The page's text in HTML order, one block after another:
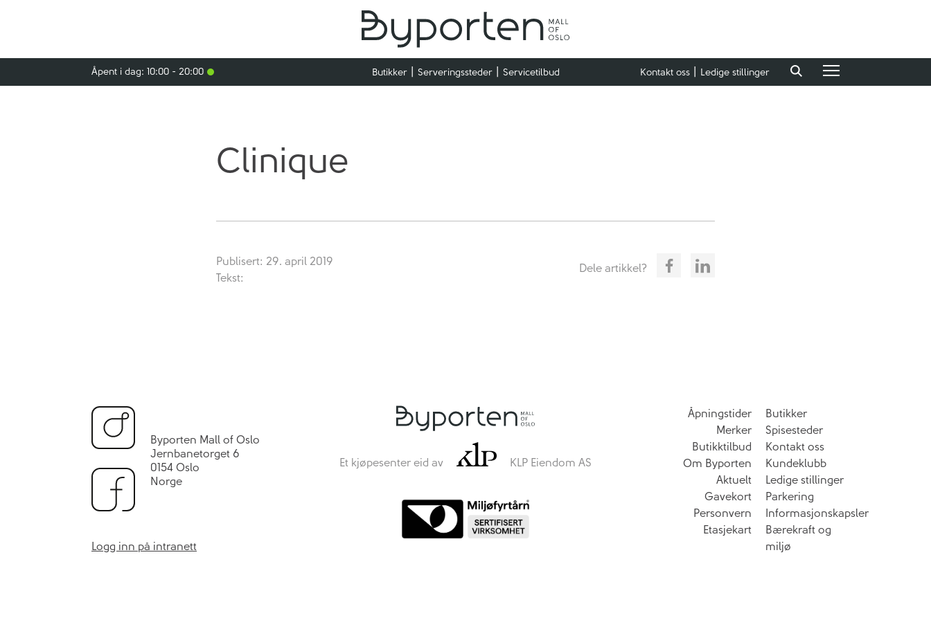
Åpent i dag: 10:00 - 20:00 Butikker Serveringssteder Servicetilbud Kontakt oss Ledige stillinger
Clinique
Publisert: 29. april 2019
Tekst:
Dele artikkel?
Byporten Mall of Oslo
Jernbanetorget 6
0154 Oslo
Norge
Logg inn på intranett
Et kjøpesenter eid av KLP Eiendom AS
Åpningstider
Butikker
Merker
Spisesteder
Butikktilbud
Kontakt oss
Om Byporten
Kundeklubb
Aktuelt
Ledige stillinger
Gavekort
Parkering
Personvern
Informasjonskapsler
Etasjekart
Bærekraft og
miljø